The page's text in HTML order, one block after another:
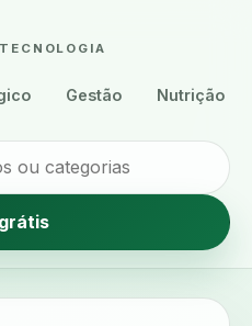
Gestão Nutrição